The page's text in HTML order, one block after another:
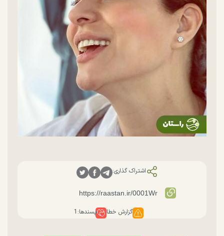
اشتراک گذاری:
گزارش خطا پسندها: 1